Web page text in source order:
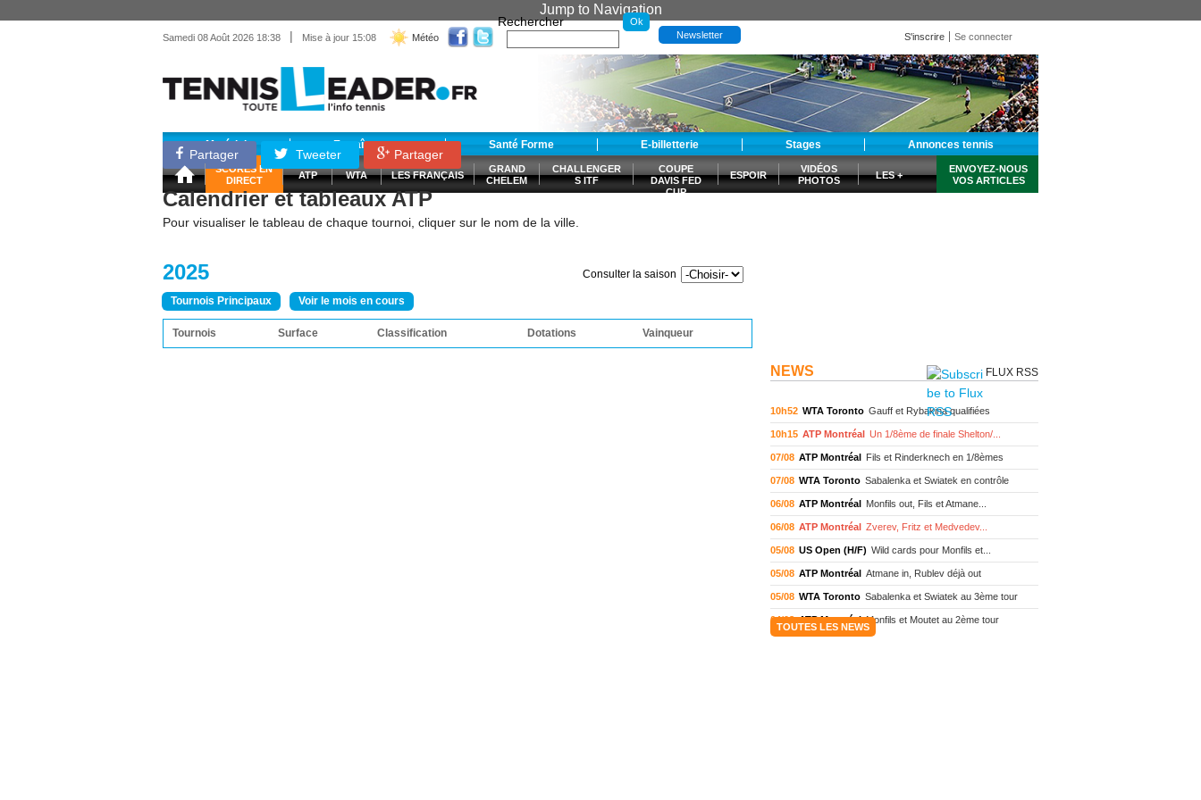
Jump to Navigation
Samedi 08 Août 2026 18:38 | Mise à jour 15:08 Météo
Rechercher
Newsletter S'inscrire Se connecter
Matériel Entraînement Santé Forme E-billetterie Stages Annonces tennis
SCORES EN
DIRECT
ATP WTA LES FRANÇAIS
GRAND
CHELEM
CHALLENGER
S ITF
COUPE
DAVIS FED
CUP
ESPOIR
VIDÉOS
PHOTOS
LES +
ENVOYEZ-NOUS
VOS ARTICLES
Partager Tweeter Partager
Calendrier et tableaux ATP
Pour visualiser le tableau de chaque tournoi, cliquer sur le nom de la ville.
2025
Tournois Principaux Voir le mois en cours
Consulter la saison
Tournois Surface Classification Dotations Vainqueur
NEWS FLUX RSS
10h52 WTA Toronto Gauff et Rybakina qualifiées
10h15 ATP Montréal Un 1/8ème de finale Shelton/...
07/08 ATP Montréal Fils et Rinderknech en 1/8èmes
07/08 WTA Toronto Sabalenka et Swiatek en contrôle
06/08 ATP Montréal Monfils out, Fils et Atmane...
06/08 ATP Montréal Zverev, Fritz et Medvedev...
05/08 US Open (H/F) Wild cards pour Monfils et...
05/08 ATP Montréal Atmane in, Rublev déjà out
05/08 WTA Toronto Sabalenka et Swiatek au 3ème tour
04/08 ATP Montréal Monfils et Moutet au 2ème tour
TOUTES LES NEWS